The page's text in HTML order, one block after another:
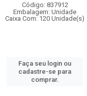
Código: 837912
Embalagem: Unidade
Caixa Com: 120 Unidade(s)
Faça seu login ou
cadastre-se para
comprar.